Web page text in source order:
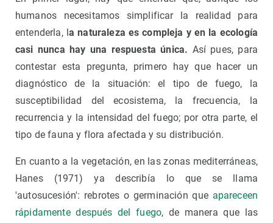
humanos necesitamos simplificar la realidad para
entenderla, l a naturaleza es compleja y en la ecología
casi nunca hay una respuesta única. Así pues, para
contestar esta pregunta, primero hay que hacer un
diagnóstico de la situación: el tipo de fuego, la
susceptibilidad del ecosistema, la frecuencia, la
recurrencia y la intensidad del fuego; por otra parte, el
tipo de fauna y flora afectada y su distribución.
En cuanto a la vegetación, en las zonas mediterráneas,
Hanes (1971) ya describía lo que se llama
'autosucesión': rebrotes o germinación que apareceen
rápidamente después del fuego, de manera que las